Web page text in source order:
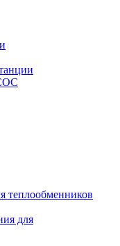
теплообменников
для